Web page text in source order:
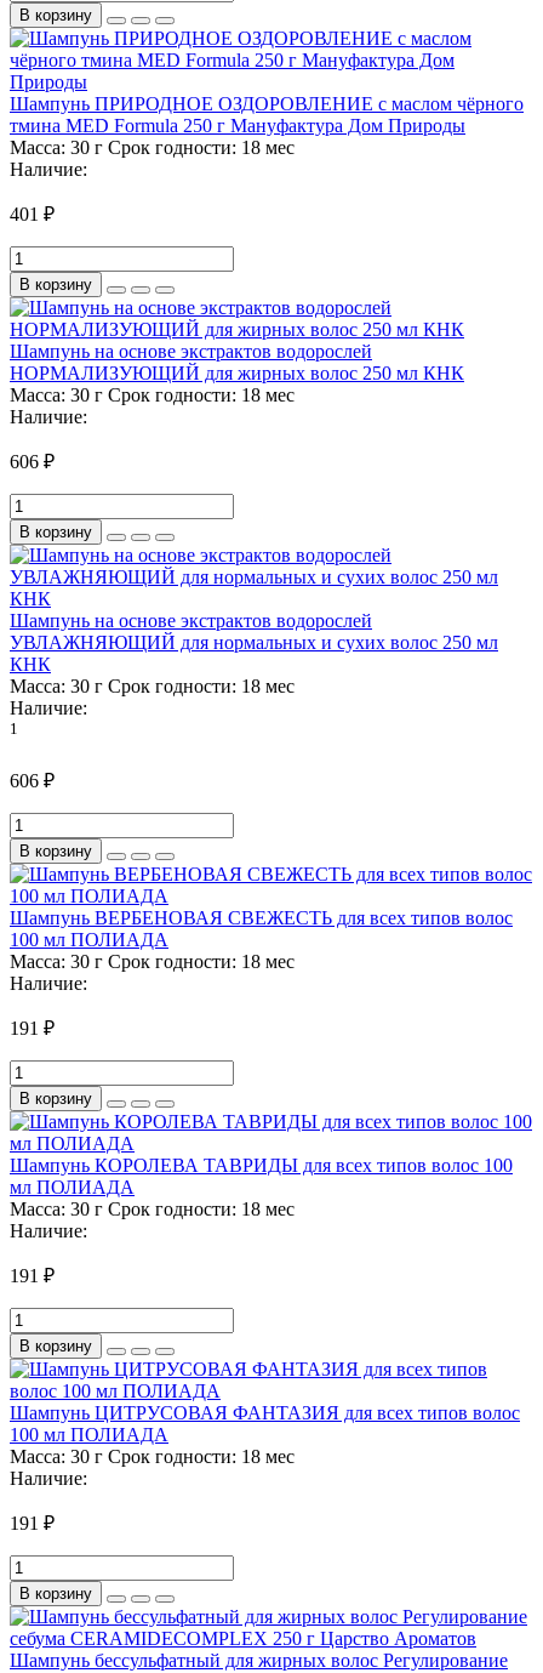
В корзину
Шампунь ПРИРОДНОЕ ОЗДОРОВЛЕНИЕ с маслом чёрного
тмина MED Formula 250 г Мануфактура Дом Природы
Масса: 30 г Срок годности: 18 мес
Наличие:
401 ₽
В корзину
Шампунь на основе экстрактов водорослей
НОРМАЛИЗУЮЩИЙ для жирных волос 250 мл КНК
Масса: 30 г Срок годности: 18 мес
Наличие:
606 ₽
В корзину
Шампунь на основе экстрактов водорослей
УВЛАЖНЯЮЩИЙ для нормальных и сухих волос 250 мл
КНК
Масса: 30 г Срок годности: 18 мес
Наличие:
1
606 ₽
В корзину
Шампунь ВЕРБЕНОВАЯ СВЕЖЕСТЬ для всех типов волос
100 мл ПОЛИАДА
Масса: 30 г Срок годности: 18 мес
Наличие:
191 ₽
В корзину
Шампунь КОРОЛЕВА ТАВРИДЫ для всех типов волос 100
мл ПОЛИАДА
Масса: 30 г Срок годности: 18 мес
Наличие:
191 ₽
В корзину
Шампунь ЦИТРУСОВАЯ ФАНТАЗИЯ для всех типов волос
100 мл ПОЛИАДА
Масса: 30 г Срок годности: 18 мес
Наличие:
191 ₽
В корзину
Шампунь бессульфатный для жирных волос Регулирование